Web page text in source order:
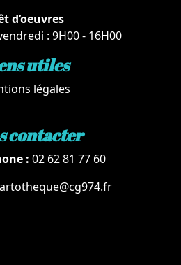
d’oeuvres
: 9H00 - 16H00
utiles
légales
contacter
: 02 62 81 77 60
artotheque@cg974.fr